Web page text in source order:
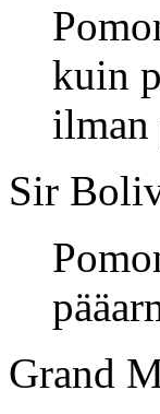
kuin
ilman
Sir
Grand